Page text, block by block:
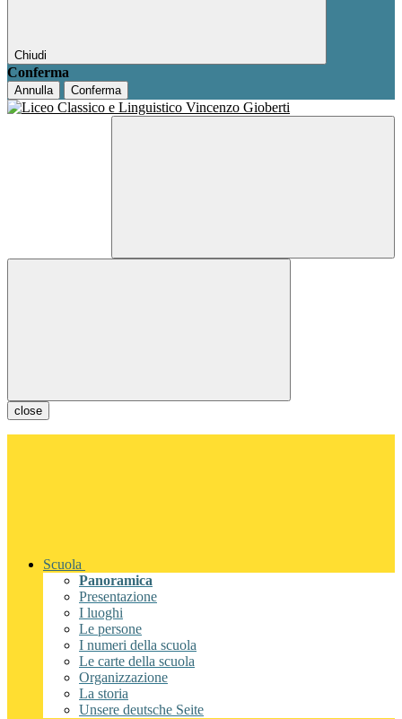
Chiudi
Conferma
Annulla Conferma
close
Scuola
Panoramica
Presentazione
I luoghi
Le persone
I numeri della scuola
Le carte della scuola
Organizzazione
La storia
Unsere deutsche Seite